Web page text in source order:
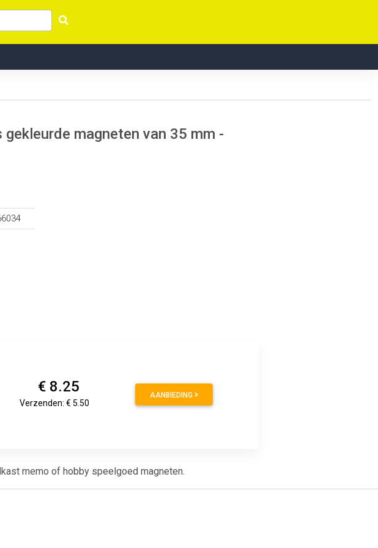
magneten van 35 mm -
€ 8.25
Verzenden: € 5.50
AANBIEDING
memo of hobby speelgoed magneten.